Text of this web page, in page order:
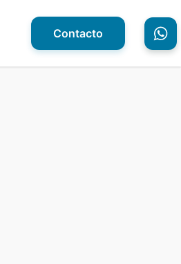
Contacto